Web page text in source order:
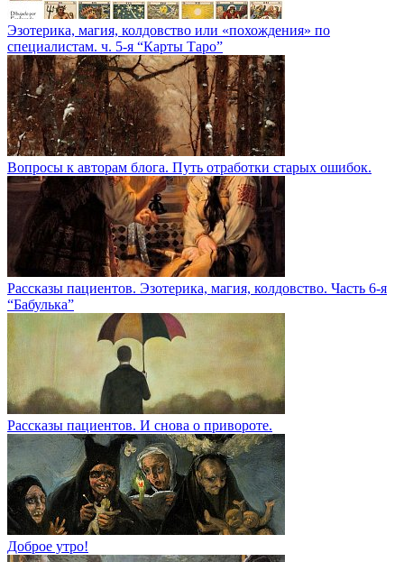
Эзотерика, магия, колдовство или «похождения» по
специалистам. ч. 5-я “Карты Таро”
Вопросы к авторам блога. Путь отработки старых ошибок.
Рассказы пациентов. Эзотерика, магия, колдовство. Часть 6-я
“Бабулька”
Рассказы пациентов. И снова о привороте.
Доброе утро!